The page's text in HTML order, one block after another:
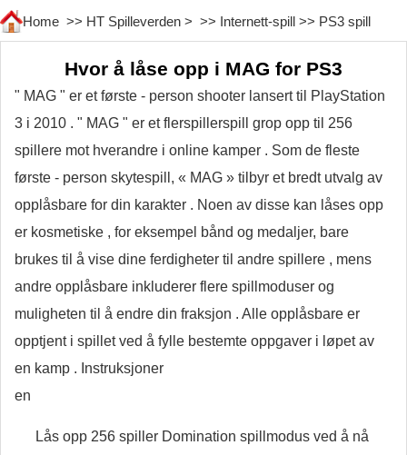
Home >> HT Spilleverden > >> Internett-spill >> PS3 spill
Hvor å låse opp i MAG for PS3
" MAG " er et første - person shooter lansert til PlayStation
3 i 2010 . " MAG " er et flerspillerspill grop opp til 256
spillere mot hverandre i online kamper . Som de fleste
første - person skytespill, « MAG » tilbyr et bredt utvalg av
opplåsbare for din karakter . Noen av disse kan låses opp
er kosmetiske , for eksempel bånd og medaljer, bare
brukes til å vise dine ferdigheter til andre spillere , mens
andre opplåsbare inkluderer flere spillmoduser og
muligheten til å endre din fraksjon . Alle opplåsbare er
opptjent i spillet ved å fylle bestemte oppgaver i løpet av
en kamp . Instruksjoner
en
Lås opp 256 spiller Domination spillmodus ved å nå